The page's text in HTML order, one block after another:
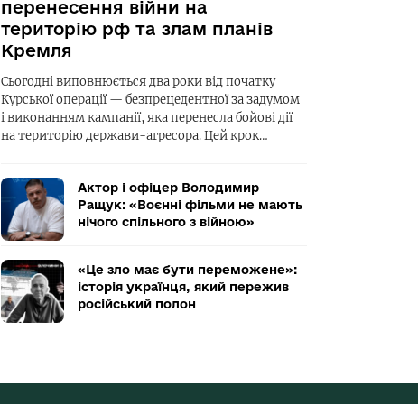
перенесення війни на
територію рф та злам планів
Кремля
Сьогодні виповнюється два роки від початку
Курської операції — безпрецедентної за задумом
і виконанням кампанії, яка перенесла бойові дії
на територію держави-агресора. Цей крок…
Актор і офіцер Володимир
Ращук: «Воєнні фільми не мають
нічого спільного з війною»
«Це зло має бути переможене»:
історія українця, який пережив
російський полон